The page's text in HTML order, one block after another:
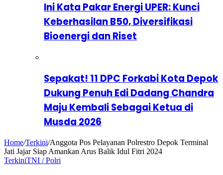
Ini Kata Pakar Energi UPER: Kunci
Keberhasilan B50, Diversifikasi
Bioenergi dan Riset
Sepakat! 11 DPC Forkabi Kota Depok
Dukung Penuh Edi Dadang Chandra
Maju Kembali Sebagai Ketua di
Musda 2026
Home/Terkini/Anggota Pos Pelayanan Polrestro Depok Terminal
Jati Jajar Siap Amankan Arus Balik Idul Fitri 2024
TerkiniTNI / Polri